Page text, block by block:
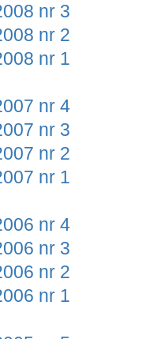
nr 3
nr 2
nr 1
nr 4
nr 3
nr 2
nr 1
nr 4
nr 3
nr 2
nr 1